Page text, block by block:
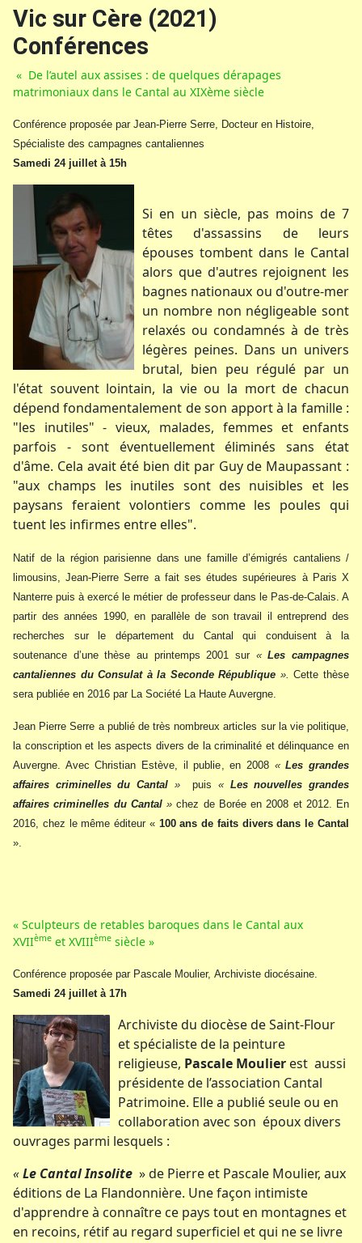
Vic sur Cère (2021)
Conférences
« De l’autel aux assises : de quelques dérapages
matrimoniaux dans le Cantal au XIXème siècle
Conférence proposée par Jean-Pierre Serre, Docteur en Histoire,
Spécialiste des campagnes cantaliennes
Samedi 24 juillet à 15h
Si en un siècle, pas moins de 7
têtes d'assassins de leurs
épouses tombent dans le Cantal
alors que d'autres rejoignent les
bagnes nationaux ou d'outre-mer
un nombre non négligeable sont
relaxés ou condamnés à de très
légères peines. Dans un univers
brutal, bien peu régulé par un
l'état souvent lointain, la vie ou la mort de chacun
dépend fondamentalement de son apport à la famille :
"les inutiles" - vieux, malades, femmes et enfants
parfois - sont éventuellement éliminés sans état
d'âme. Cela avait été bien dit par Guy de Maupassant :
"aux champs les inutiles sont des nuisibles et les
paysans feraient volontiers comme les poules qui
tuent les infirmes entre elles".
Natif de la région parisienne dans une famille d’émigrés cantaliens /
limousins, Jean-Pierre Serre a fait ses études supérieures à Paris X
Nanterre puis à exercé le métier de professeur dans le Pas-de-Calais. A
partir des années 1990, en parallèle de son travail il entreprend des
recherches sur le département du Cantal qui conduisent à la
soutenance d’une thèse au printemps 2001 sur «Les campagnes
cantaliennes du Consulat à la Seconde République ».Cette thèse
sera publiée en 2016 par La Société La Haute Auvergne.
Jean Pierre Serre a publié de très nombreux articles sur la vie politique,
la conscription et les aspects divers de la criminalité et délinquance en
Auvergne. Avec Christian Estève, il publie, en 2008 «Les grandes
affaires criminelles du Cantal » puis « Les nouvelles grandes
affaires criminelles du Cantal»chez de Borée en 2008 et 2012. En
2016, chez le même éditeur «100 ans de faits divers dans le Cantal
».
« Sculpteurs de retables baroques dans le Cantal aux
XVIIème et XVIIIème siècle »
Conférence proposée par Pascale Moulier, Archiviste diocésaine.
Samedi 24 juillet à 17h
Archiviste du diocèse de Saint-Flour
et spécialiste de la peinture
religieuse, Pascale Moulier est aussi
présidente de l’association Cantal
Patrimoine. Elle a publié seule ou en
collaboration avec son époux divers
ouvrages parmi lesquels :
«Le Cantal Insolite » de Pierre et Pascale Moulier, aux
éditions de La Flandonnière. Une façon intimiste
d'apprendre à connaître ce pays tout en montagnes et
en recoins, rétif au regard superficiel et qui ne se livre